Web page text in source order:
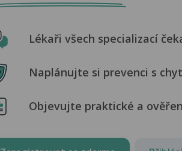
Lékaři všech specializací
Naplánujte si prevenci s
Objevujte praktické a